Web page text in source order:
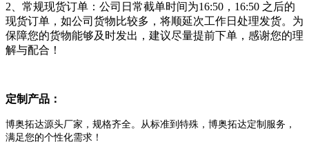
2、常规现货订单：公司日常截单时间为16:50，16:50 之后的
现货订单，如公司货物比较多，将顺延次工作日处理发货。为
保障您的货物能够及时发出，建议尽量提前下单，感谢您的理
解与配合！
定制产品：
博奥拓达源头厂家，规格齐全。从标准到特殊，博奥拓达定制服务，
满足您的个性化需求！